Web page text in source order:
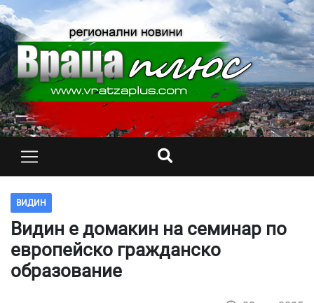
ВИДИН
Видин е домакин на семинар по
европейско гражданско
образование